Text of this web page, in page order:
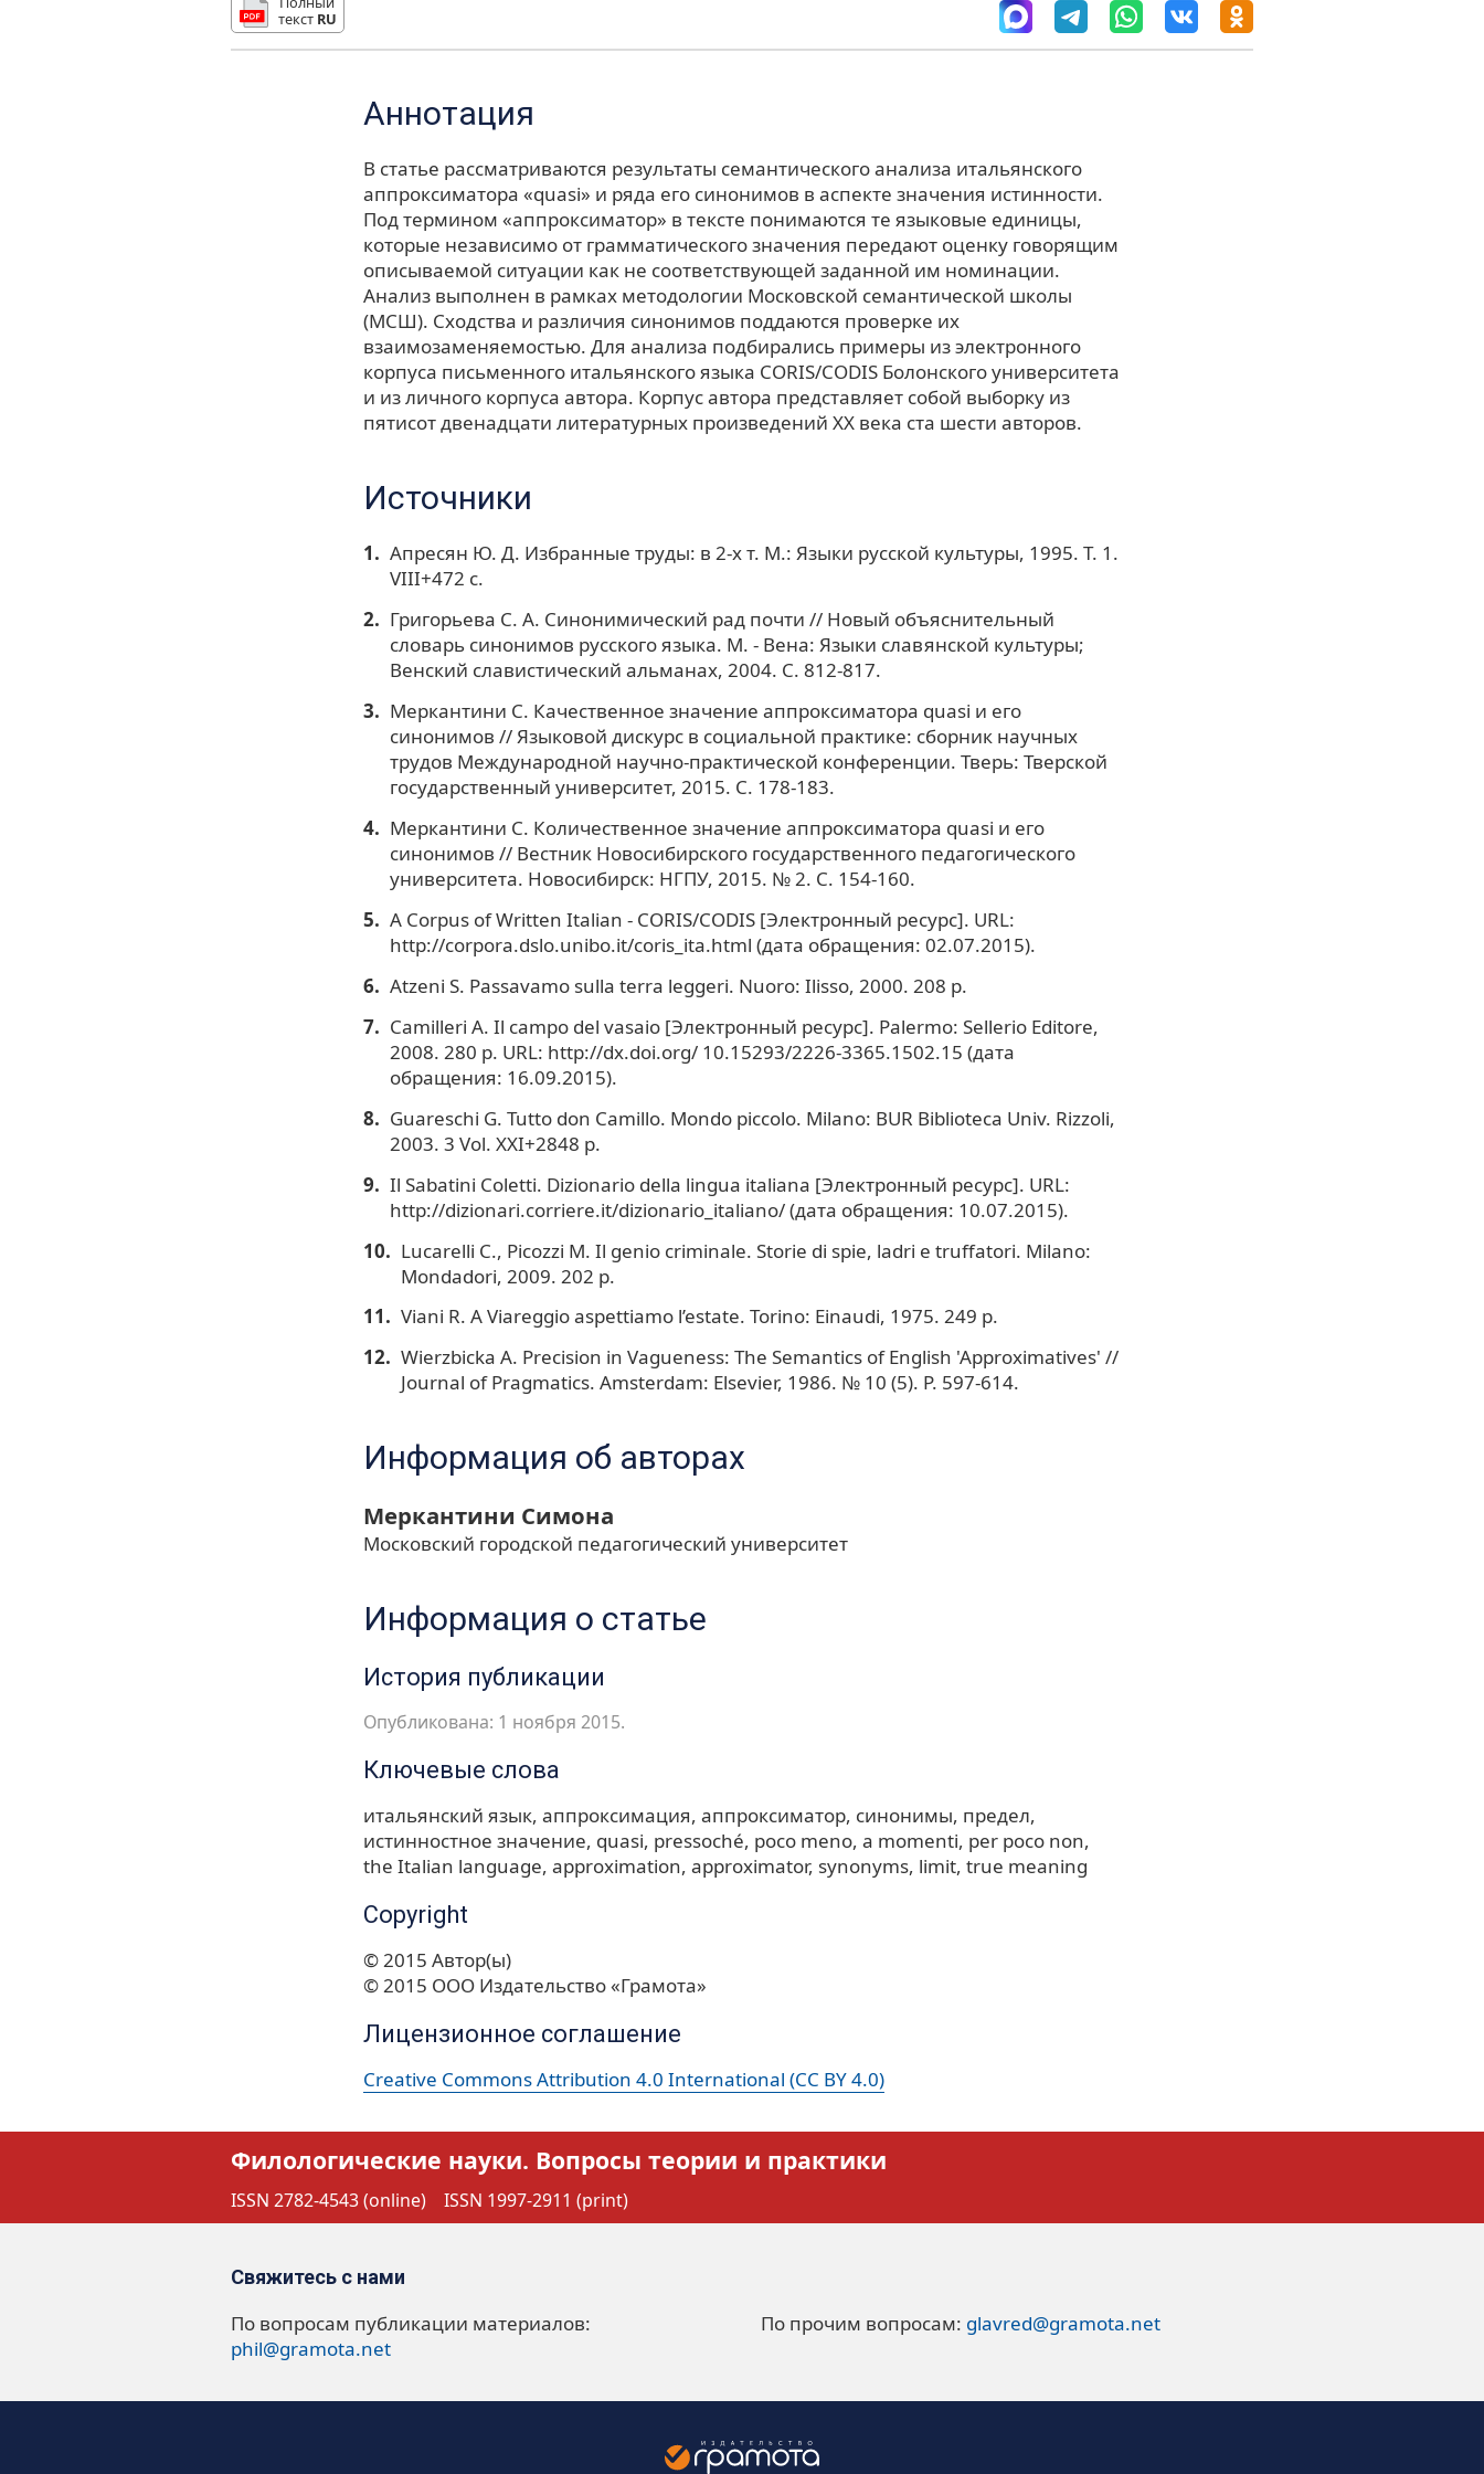
текст RU
Аннотация
В статье рассматриваются результаты семантического анализа итальянского
аппроксиматора «quasi» и ряда его синонимов в аспекте значения истинности.
Под термином «аппроксиматор» в тексте понимаются те языковые единицы,
которые независимо от грамматического значения передают оценку говорящим
описываемой ситуации как не соответствующей заданной им номинации.
Анализ выполнен в рамках методологии Московской семантической школы
(МСШ). Сходства и различия синонимов поддаются проверке их
взаимозаменяемостью. Для анализа подбирались примеры из электронного
корпуса письменного итальянского языка CORIS/CODIS Болонского университета
и из личного корпуса автора. Корпус автора представляет собой выборку из
пятисот двенадцати литературных произведений ХХ века ста шести авторов.
Источники
Апресян Ю. Д. Избранные труды: в 2-х т. М.: Языки русской культуры, 1995. Т. 1.
VIII+472 с.
Григорьева С. А. Синонимический рад почти // Новый объяснительный
словарь синонимов русского языка. М. - Вена: Языки славянской культуры;
Венский славистический альманах, 2004. C. 812-817.
Меркантини С. Качественное значение аппроксиматора quasi и его
синонимов // Языковой дискурс в социальной практике: сборник научных
трудов Международной научно-практической конференции. Тверь: Тверской
государственный университет, 2015. С. 178-183.
Меркантини С. Количественное значение аппроксиматора quasi и его
синонимов // Вестник Новосибирского государственного педагогического
университета. Новосибирск: НГПУ, 2015. № 2. С. 154-160.
A Corpus of Written Italian - CORIS/CODIS [Электронный ресурс]. URL:
http://corpora.dslo.unibo.it/coris_ita.html (дата обращения: 02.07.2015).
Atzeni S. Passavamo sulla terra leggeri. Nuoro: Ilisso, 2000. 208 p.
Camilleri A. Il campo del vasaio [Электронный ресурс]. Palermo: Sellerio Editore,
2008. 280 p. URL: http://dx.doi.org/ 10.15293/2226-3365.1502.15 (дата
обращения: 16.09.2015).
Guareschi G. Tutto don Camillo. Mondo piccolo. Milano: BUR Biblioteca Univ. Rizzoli,
2003. 3 Vol. XXI+2848 p.
Il Sabatini Coletti. Dizionario della lingua italiana [Электронный ресурс]. URL:
http://dizionari.corriere.it/dizionario_italiano/ (дата обращения: 10.07.2015).
Lucarelli C., Picozzi M. Il genio criminale. Storie di spie, ladri e truffatori. Milano:
Mondadori, 2009. 202 p.
Viani R. A Viareggio aspettiamo l’estate. Torino: Einaudi, 1975. 249 p.
Wierzbicka A. Precision in Vagueness: The Semantics of English 'Approximatives' //
Journal of Pragmatics. Amsterdam: Elsevier, 1986. № 10 (5). Р. 597-614.
Информация об авторах
Меркантини Симона
Московский городской педагогический университет
Информация о статье
История публикации
Опубликована: 1 ноября 2015.
Ключевые слова
итальянский язык аппроксимация аппроксиматор синонимы предел
истинностное значение quasi pressoché poco meno a momenti per poco non
the Italian language approximation approximator synonyms limit true meaning
Copyright
© 2015 Автор(ы)
© 2015 ООО Издательство «Грамота»
Лицензионное соглашение
Creative Commons Attribution 4.0 International (CC BY 4.0)
Филологические науки. Вопросы теории и практики
ISSN 2782-4543 (online) ISSN 1997-2911 (print)
Свяжитесь с нами
По вопросам публикации материалов:
phil@gramota.net
По прочим вопросам: glavred@gramota.net